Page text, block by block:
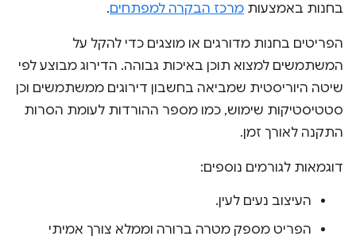
בחנות באמצעות מרכז הבקרה למפתחים.
הפריטים בחנות מדורגים או מוצגים כדי להקל על
המשתמשים למצוא תוכן באיכות גבוהה. הדירוג מבוצע לפי
שיטה היוריסטית שמביאה בחשבון דירוגים ממשתמשים וכן
סטטיסטיקות שימוש, כמו מספר ההורדות לעומת הסרות
התקנה לאורך זמן.
דוגמאות לגורמים נוספים:
העיצוב נעים לעין.
הפריט מספק מטרה ברורה וממלא צורך אמיתי